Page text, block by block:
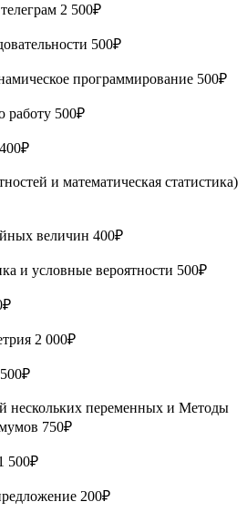
2 500₽
500₽
программирование 500₽
работу 500₽
и математическая статистика)
величин 400₽
и условные вероятности 500₽
2 000₽
500₽
нескольких переменных и Методы
750₽
500₽
200₽